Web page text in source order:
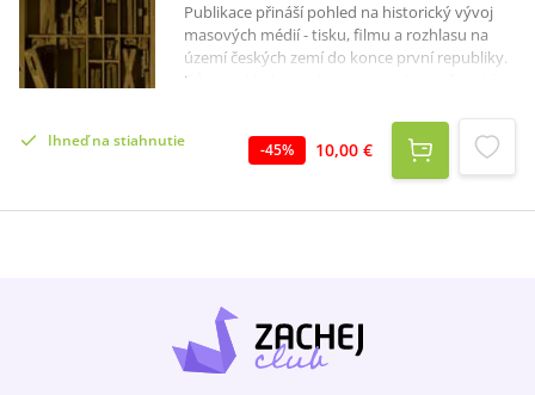
Publikace přináší pohled na historický vývoj
masových médií - tisku, filmu a rozhlasu na
území českých zemí do konce první republiky.
Důraz je kladen na kvantitativní rozměr: jaký
jakém nákladu vycházely, jak spolu soupeřily
české a německé tiskoviny, jak hustá byla síť
biografů a kolik diváků navštěvovalo filmová
rozhlasu, který je doložen narůstajícím počtem
Ihneď na stiahnutie -45% 10,00 €